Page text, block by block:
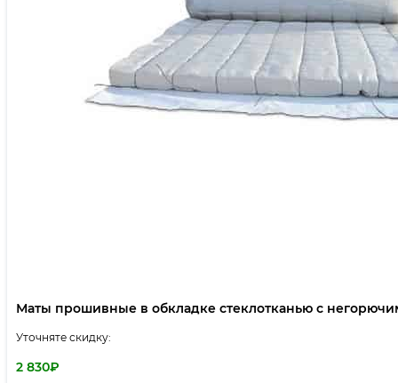
Маты прошивные в обкладке стеклотканью с
Уточняте скидку:
2 830₽